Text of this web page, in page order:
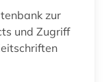
zur
und Zugriff